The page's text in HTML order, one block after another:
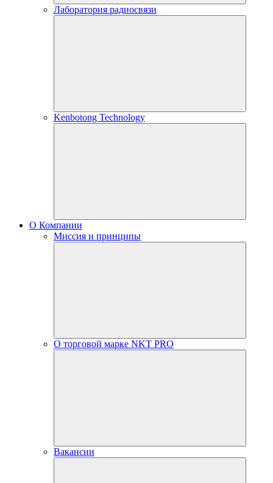
Лаборатория радиосвязи
Kenbotong Technology
О Компании
Миссия и принципы
О торговой марке NKT PRO
Вакансии